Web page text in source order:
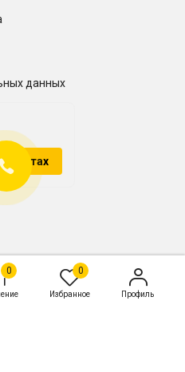
данных
0 0
Избранное Профиль